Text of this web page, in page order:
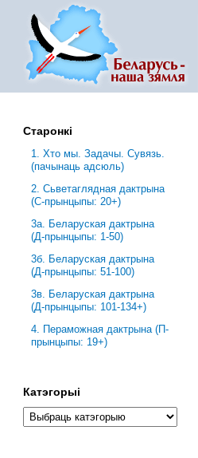
Старонкі
1. Хто мы. Задачы. Сувязь.
(пачынаць адсюль)
2. Сьветаглядная дактрына
(С-прынцыпы: 20+)
3a. Беларуская дактрына
(Д-прынцыпы: 1-50)
3б. Беларуская дактрына
(Д-прынцыпы: 51-100)
3в. Беларуская дактрына
(Д-прынцыпы: 101-134+)
4. Пераможная дактрына (П-
прынцыпы: 19+)
Катэгорыі